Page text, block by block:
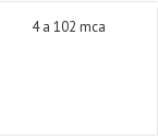
4 a 102 mca